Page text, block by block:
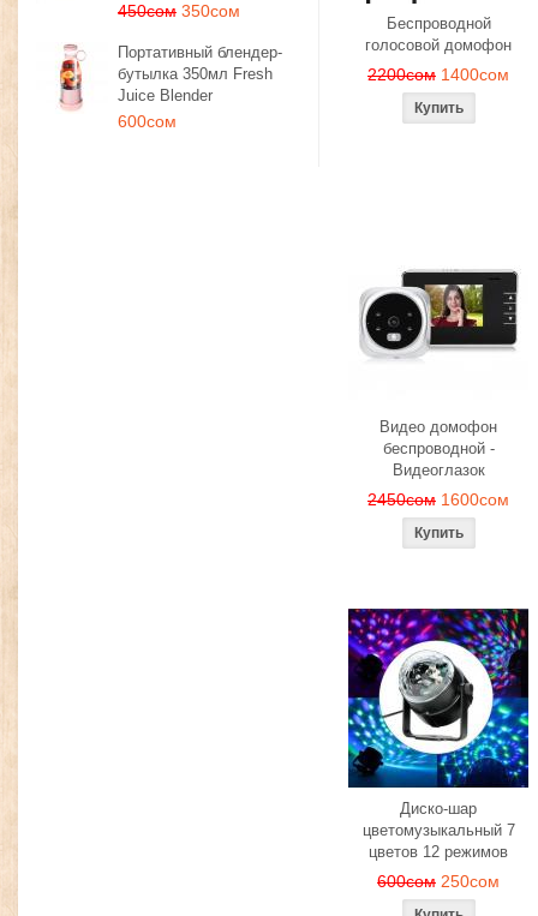
450сом 350сом
Портативный блендер-
бутылка 350мл Fresh
Juice Blender
600сом
Беспроводной
голосовой домофон
2200сом 1400сом
Видео домофон
беспроводной -
Видеоглазок
2450сом 1600сом
Диско-шар
цветомузыкальный 7
цветов 12 режимов
600сом 250сом